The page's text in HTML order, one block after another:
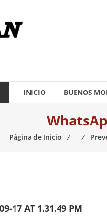
INICIO BUENOS
Página de Inicio ⁄ ⁄
17 AT 1.31.49 PM